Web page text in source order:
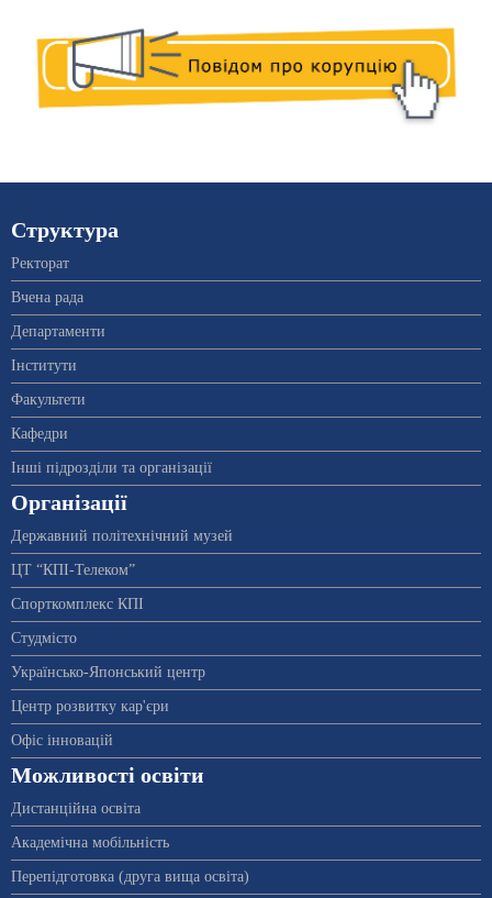
Структура
Ректорат
Вчена рада
Департаменти
Інститути
Факультети
Кафедри
Інші підрозділи та організації
Організації
Державний політехнічний музей
ЦТ “КПІ-Телеком”
Спорткомплекс КПІ
Студмісто
Українсько-Японський центр
Центр розвитку кар'єри
Офіс інновацій
Можливості освіти
Дистанційна освіта
Академічна мобільність
Перепідготовка (друга вища освіта)